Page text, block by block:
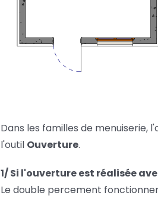
Dans les familles de menuiserie,
l'outil Ouverture.
1/ Si l'ouverture est réalisée
Le double percement